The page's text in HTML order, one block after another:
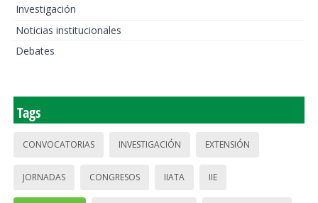
Investigación
Noticias institucionales
Debates
Tags
CONVOCATORIAS INVESTIGACIÓN EXTENSIÓN
JORNADAS CONGRESOS IIATA IIE